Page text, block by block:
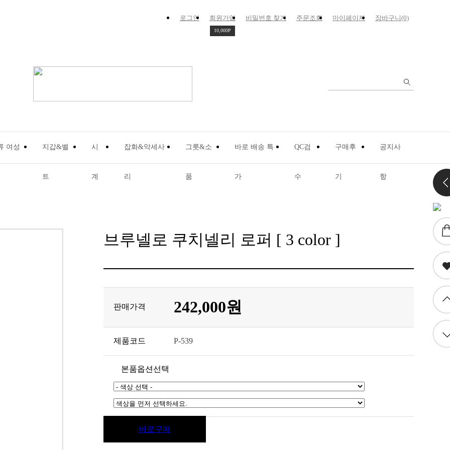
로그인 회원가입
10,000P
비밀번호 찾기 주문조회 마이페이지 장바구니(0)
여성 지갑&벨
트
시
계
잡화&악세사
리
그릇&소
품
바로 배송 특
가
QC검
수
구매후
기
공지사
항
브루넬로 쿠치넬리 로퍼 [ 3 color ]
판매가격 242,000원
제품코드 P-539
본품옵션선택
바로구매